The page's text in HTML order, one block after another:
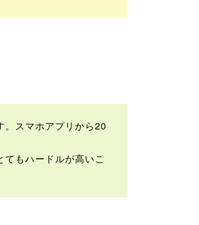
。スマホアプリから20
もハードルが高いこ